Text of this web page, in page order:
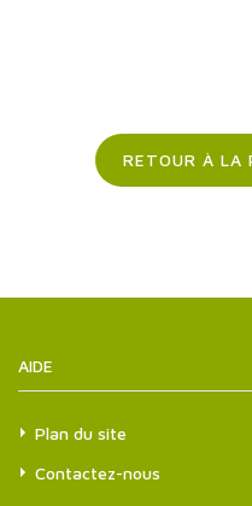
RETOUR À LA
AIDE
Plan du site
Contactez-nous